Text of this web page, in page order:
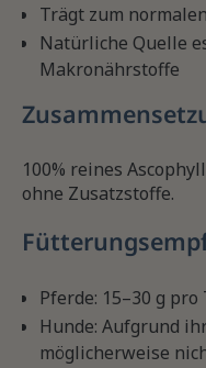
Trägt zum
Natürliche Quelle
Makronährstoffe
100% reines
ohne Zusatzstoffe.
Pferde: 15–30 g pro
Hunde: Aufgrund
möglicherweise